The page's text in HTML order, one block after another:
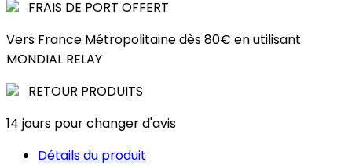
FRAIS DE PORT OFFERT
Vers France Métropolitaine dès 80€ en utilisant
MONDIAL RELAY
RETOUR PRODUITS
14 jours pour changer d'avis
Détails du produit